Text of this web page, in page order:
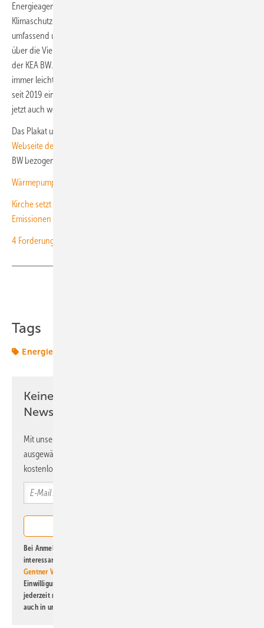
Energieagenturen, Verbänden und alle Interessierten den Weg in den
Klimaschutz ebnen. Schließlich ist der kommunale Klimaschutz sehr
umfassend und wer damit befasst ist, tut sich schwer, einen Überblick
über die Vielzahl an Themen zu bekommen, berichten die Experten
der KEA BW. Auch unabhängige Informationen zu finden sei nicht
immer leicht. Deshalb haben die Kompetenzzentren KEA-BW schon
seit 2019 eine Übersicht in Form eines Infoplakates geschaffen und
jetzt auch weiterentwickelt.
Das Plakat und die 20 Einzelblätter stehen zum
Webseite der KEA BW
BW bezogen werden. (su)
Wärmepumpen in Deutschland: Zwischen Anspruch und Realität
Kirche setzt auf nachhaltige Heiztechnologie und senkt CO2-
Emissionen
4 Forderungen an ein verbindliches Klimaschutzgesetz
Tags
Energiemarkt
Keine Zeit? Kein Problem mit dem ERE
Newsletter!
Mit unserem Newsletter erhalten Sie regelmäßig von uns
ausgewählte Informationen und Neuigkeiten, gebündelt und
kostenlos direkt ins Postfach.
Bei Anmeldung zu diesem Newsletter bin ich damit einverstanden, über
interessante Verlags- und Online-Angebote
Gentner Verlag GmbH & Co. KG
Einwilligung kann ich jederzeit widerrufen und eine Abmeldung ist
jederzeit möglich. Informationen zum Umgang mit Daten finden Sie
auch in unserer